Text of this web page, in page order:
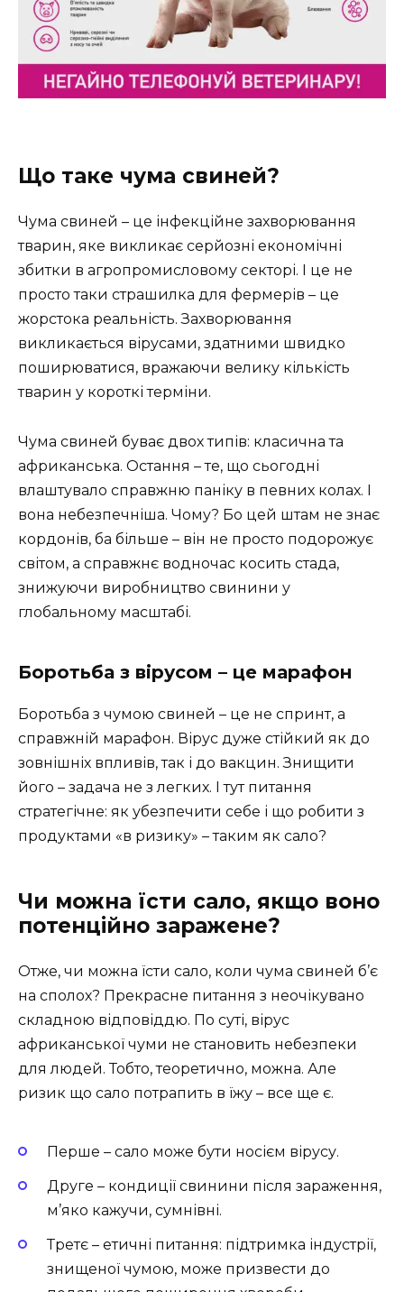
Що таке чума свиней?
Чума свиней – це інфекційне захворювання
тварин, яке викликає серйозні економічні
збитки в агропромисловому секторі. І це не
просто таки страшилка для фермерів – це
жорстока реальність. Захворювання
викликається вірусами, здатними швидко
поширюватися, вражаючи велику кількість
тварин у короткі терміни.
Чума свиней буває двох типів: класична та
африканська. Остання – те, що сьогодні
влаштувало справжню паніку в певних колах. І
вона небезпечніша. Чому? Бо цей штам не знає
кордонів, ба більше – він не просто подорожує
світом, а справжнє водночас косить стада,
знижуючи виробництво свинини у
глобальному масштабі.
Боротьба з вірусом – це марафон
Боротьба з чумою свиней – це не спринт, а
справжній марафон. Вірус дуже стійкий як до
зовнішніх впливів, так і до вакцин. Знищити
його – задача не з легких. І тут питання
стратегічне: як убезпечити себе і що робити з
продуктами «в ризику» – таким як сало?
Чи можна їсти сало, якщо воно
потенційно заражене?
Отже, чи можна їсти сало, коли чума свиней б’є
на сполох? Прекрасне питання з неочікувано
складною відповіддю. По суті, вірус
африканської чуми не становить небезпеки
для людей. Тобто, теоретично, можна. Але
ризик що сало потрапить в їжу – все ще є.
Перше – сало може бути носієм вірусу.
Друге – кондиції свинини після зараження,
м’яко кажучи, сумнівні.
Третє – етичні питання: підтримка індустрії,
знищеної чумою, може призвести до